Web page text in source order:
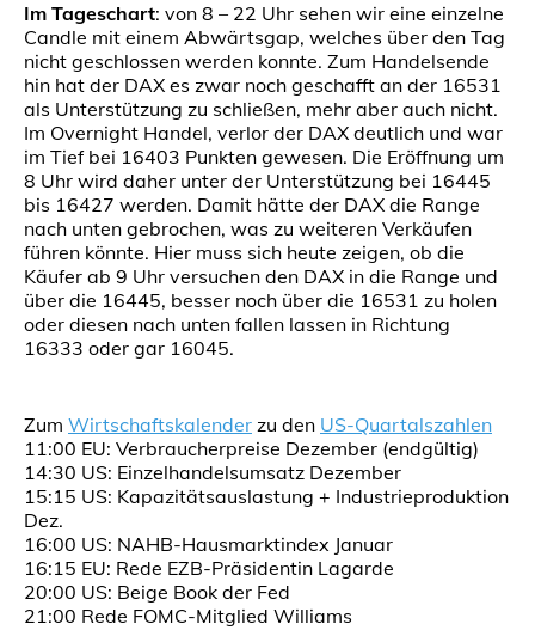
Im Tageschart: von 8 – 22 Uhr sehen wir eine einzelne
Candle mit einem Abwärtsgap, welches über den Tag
nicht geschlossen werden konnte. Zum Handelsende
hin hat der DAX es zwar noch geschafft an der 16531
als Unterstützung zu schließen, mehr aber auch nicht.
Im Overnight Handel, verlor der DAX deutlich und war
im Tief bei 16403 Punkten gewesen. Die Eröffnung um
8 Uhr wird daher unter der Unterstützung bei 16445
bis 16427 werden. Damit hätte der DAX die Range
nach unten gebrochen, was zu weiteren Verkäufen
führen könnte. Hier muss sich heute zeigen, ob die
Käufer ab 9 Uhr versuchen den DAX in die Range und
über die 16445, besser noch über die 16531 zu holen
oder diesen nach unten fallen lassen in Richtung
16333 oder gar 16045.
Zum Wirtschaftskalender zu den US-Quartalszahlen
11:00 EU: Verbraucherpreise Dezember (endgültig)
14:30 US: Einzelhandelsumsatz Dezember
15:15 US: Kapazitätsauslastung + Industrieproduktion
Dez.
16:00 US: NAHB-Hausmarktindex Januar
16:15 EU: Rede EZB-Präsidentin Lagarde
20:00 US: Beige Book der Fed
21:00 Rede FOMC-Mitglied Williams